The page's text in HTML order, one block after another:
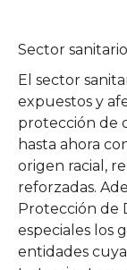
Sector
El sector
expuestos y
protección de
hasta ahora
origen racial,
reforzadas.
Protección de
especiales los
entidades